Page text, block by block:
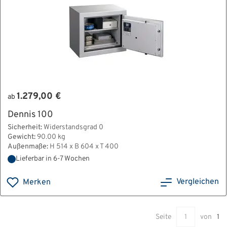
ab 1.279,00 €
Dennis 100
Sicherheit: Widerstandsgrad 0
Gewicht: 90.00 kg
Außenmaße: H 514 x B 604 x T 400
Lieferbar in 6-7 Wochen
Merken Vergleichen
Seite von 1